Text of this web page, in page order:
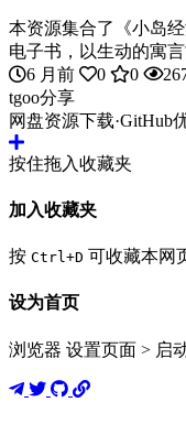
本资源集合了《小岛
电子书，以生动的寓
6 月前
0 0
tgoo分享
网盘资源下载·GitHub
按住拖入收藏夹
加入收藏夹
按 Ctrl+D 可收藏本网
设为首页
浏览器 设置页面 > 启